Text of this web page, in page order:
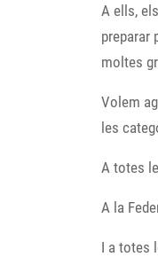
A ells,
preparar
moltes
Volem
les
A totes
A la
I a totes